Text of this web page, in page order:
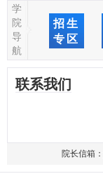
学
院
导
航
招生
专区
联系我们
院长信箱：